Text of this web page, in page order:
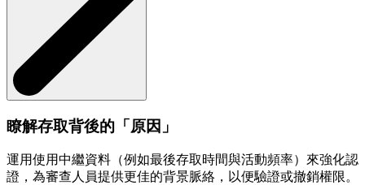
瞭解存取背後的「原因」
運用使用中繼資料（例如最後存取時間與活動頻率）來強化認
證，為審查人員提供更佳的背景脈絡，以便驗證或撤銷權限。